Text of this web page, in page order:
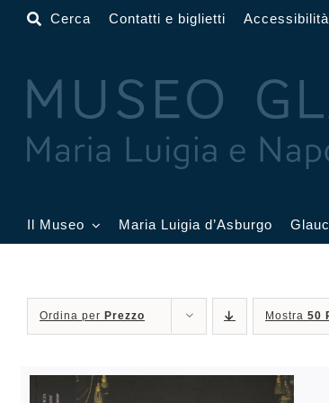
Salta
Cerca Contatti e biglietti Accessibilità
Il Museo
Sala Francesi Sala Petitot
Maria Luigia d’Asburgo
Ordina per Prezzo Mostra 50